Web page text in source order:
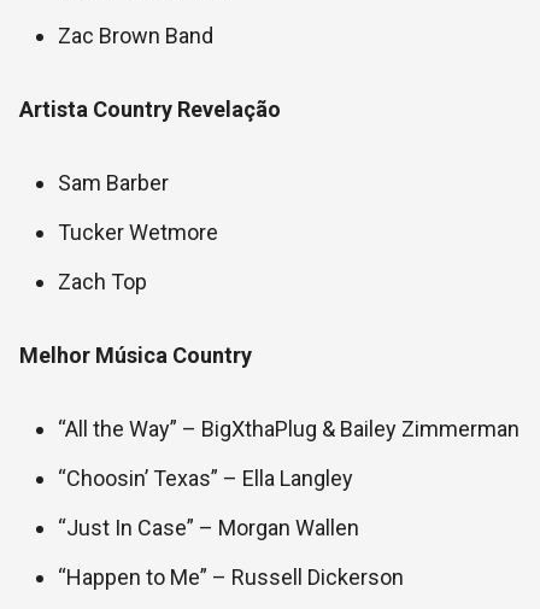
Zac Brown Band
Artista Country Revelação
Sam Barber
Tucker Wetmore
Zach Top
Melhor Música Country
“All the Way” – BigXthaPlug & Bailey Zimmerman
“Choosin’ Texas” – Ella Langley
“Just In Case” – Morgan Wallen
“Happen to Me” – Russell Dickerson